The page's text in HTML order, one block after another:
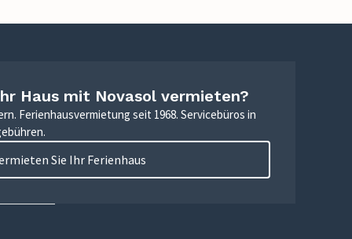
Haus mit Novasol vermieten?
Ferienhausvermietung seit 1968. Servicebüros in
Sie Ihr Ferienhaus